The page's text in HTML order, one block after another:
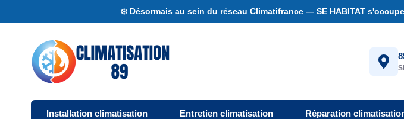
❄️ Désormais au sein du réseau Climatifrance— SE HABITAT
Installation climatisation Entretien climatisation Réparation